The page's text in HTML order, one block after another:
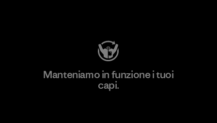
Manteniamo in funzione i tuoi
capi.